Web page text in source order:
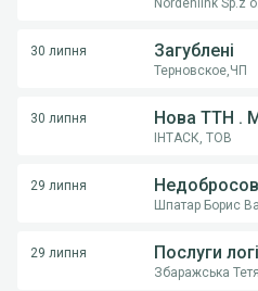
Nordenlink Sp.z
30 липня Загублені
Терновское,ЧП
30 липня Нова ТТН .
ІНТАСК, ТОВ
29 липня
Шпатар Борис
29 липня
Збаражська